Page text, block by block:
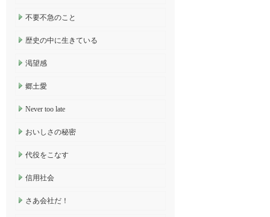
不要不急のこと
歴史の中に生きている
渇望感
郷土愛
Never too late
おいしさの秘密
代役をこなす
信用社会
さあ会社だ！